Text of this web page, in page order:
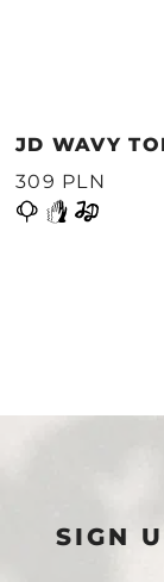
JD WAVY
309 PLN
SIGN